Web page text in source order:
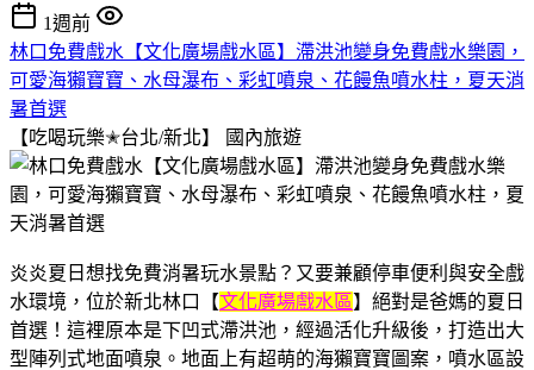
1週前
林口免費戲水【文化廣場戲水區】滯洪池變身免費戲水樂園，
可愛海獺寶寶、水母瀑布、彩虹噴泉、花饅魚噴水柱，夏天消
暑首選
【吃喝玩樂✭台北/新北】
國內旅遊
炎炎夏日想找免費消暑玩水景點？又要兼顧停車便利與安全戲
水環境，位於新北林口【文化廣場戲水區】絕對是爸媽的夏日
首選！這裡原本是下凹式滯洪池，經過活化升級後，打造出大
型陣列式地面噴泉。地面上有超萌的海獺寶寶圖案，噴水區設